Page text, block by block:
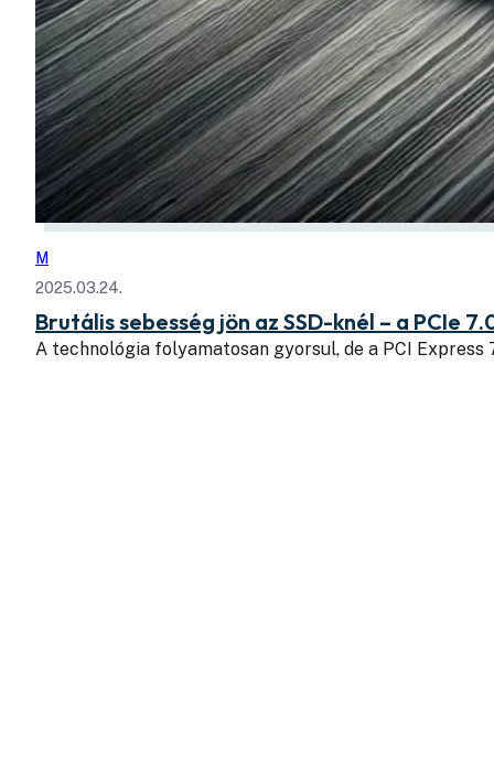
M
2025.03.24.
Brutális sebesség jön az SSD-knél – a PCIe
A technológia folyamatosan gyorsul, de a PCI Express